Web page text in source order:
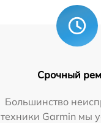
Срочный
Большинство
техники Garmin мы